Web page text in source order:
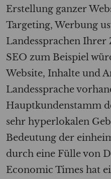
Erstellung ganzer
Targeting, Werbung
Landessprachen
SEO zum Beispiel
Website, Inhalte und
Landessprache
Hauptkundenstamm
sehr hyperlokalen
Bedeutung der
durch eine Fülle von
Economic Times hat